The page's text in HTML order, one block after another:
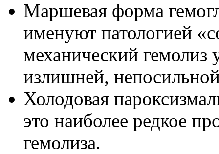
Маршевая форма
именуют патологией
механический гемолиз
излишней,
Холодовая
это наиболее редкое
гемолиза.